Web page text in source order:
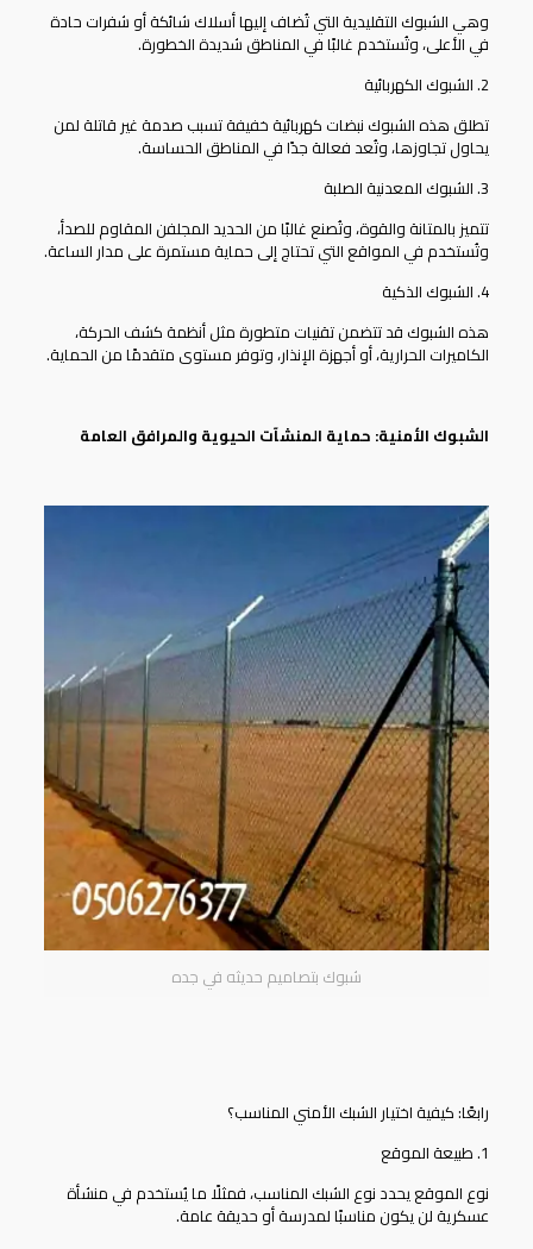
وهي الشبوك التقليدية التي تُضاف إليها أسلاك شائكة أو شفرات حادة
في الأعلى، وتُستخدم غالبًا في المناطق شديدة الخطورة.
2. الشبوك الكهربائية
تطلق هذه الشبوك نبضات كهربائية خفيفة تسبب صدمة غير قاتلة لمن
يحاول تجاوزها، وتُعد فعالة جدًا في المناطق الحساسة.
3. الشبوك المعدنية الصلبة
تتميز بالمتانة والقوة، وتُصنع غالبًا من الحديد المجلفن المقاوم للصدأ،
وتُستخدم في المواقع التي تحتاج إلى حماية مستمرة على مدار الساعة.
4. الشبوك الذكية
هذه الشبوك قد تتضمن تقنيات متطورة مثل أنظمة كشف الحركة،
الكاميرات الحرارية، أو أجهزة الإنذار، وتوفر مستوى متقدمًا من الحماية.
الشبوك الأمنية: حماية المنشآت الحيوية والمرافق العامة
شبوك بتصاميم حديثه في جده
رابعًا: كيفية اختيار الشبك الأمني المناسب؟
1. طبيعة الموقع
نوع الموقع يحدد نوع الشبك المناسب، فمثلًا ما يُستخدم في منشأة
عسكرية لن يكون مناسبًا لمدرسة أو حديقة عامة.